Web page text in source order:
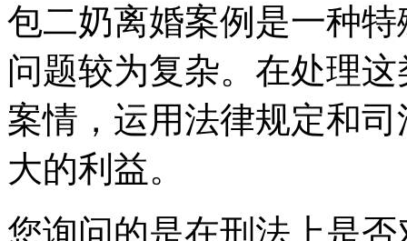
包二奶离婚案例是一种
问题较为复杂。在处理
案情，运用法律规定和
大的利益。
您询问的是在刑法上是